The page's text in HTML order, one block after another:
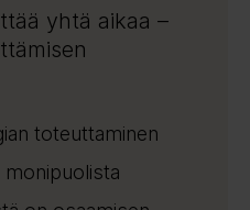
yhtä aikaa –
toteuttaminen
monipuolista